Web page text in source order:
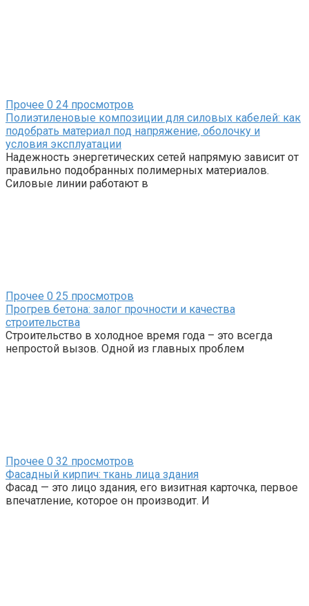
Прочее 0 24 просмотров
Полиэтиленовые композиции для силовых кабелей: как
подобрать материал под напряжение, оболочку и
условия эксплуатации
Надежность энергетических сетей напрямую зависит от
правильно подобранных полимерных материалов.
Силовые линии работают в
Прочее 0 25 просмотров
Прогрев бетона: залог прочности и качества
строительства
Строительство в холодное время года – это всегда
непростой вызов. Одной из главных проблем
Прочее 0 32 просмотров
Фасадный кирпич: ткань лица здания
Фасад — это лицо здания, его визитная карточка, первое
впечатление, которое он производит. И